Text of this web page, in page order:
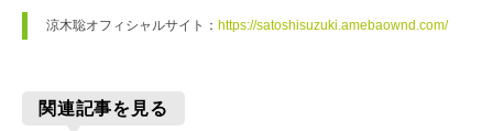
涼木聡オフィシャルサイト： https://satoshisuzuki.amebaownd.com/
関連記事を見る